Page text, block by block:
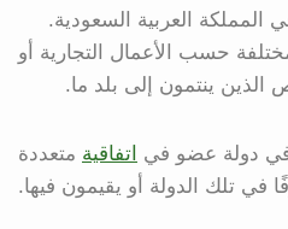
المملكة العربية السعودية.
حسب الأعمال التجارية أو
اتفاقية متعددة
في تلك الدولة أو يقيمون فيها.